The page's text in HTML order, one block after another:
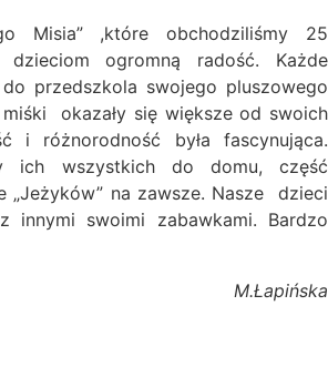
Misia” ,które obchodziliśmy 25
dzieciom ogromną radość. Każde
przedszkola swojego pluszowego
okazały się większe od swoich
i różnorodność była fascynująca.
ich wszystkich do domu, część
„Jeżyków” na zawsze. Nasze dzieci
innymi swoimi zabawkami. Bardzo
M.Łapińska